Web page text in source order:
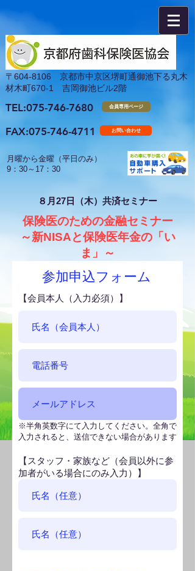
​〒604-8106 京都市中京区堺町通御池下る丸木
材木町670-1 吉岡御池ビル2階
TEL:075-746-7680 会員専用ページ
FAX:075-746-4711 お問い合わせ
月曜から金曜（平日のみ）
​9：30～17：30
８月27日（木）共済セミナー
保険医のための金融セミナー
～新NISAと保険医年金の「い
ま」
～
参加申込フォーム
【会員本人（入力必須）】
​※半角英数字にて入力してください。全角で
入力されると、送信できない場合があります
【スタッフ・家族など（会員以外に参
加者がいる場合にのみ入力）】